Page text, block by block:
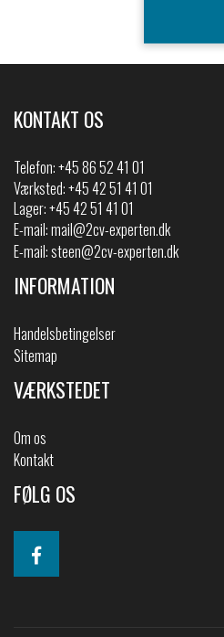
KONTAKT OS
Telefon:+45 86 52 41 01
Værksted: +45 42 51 41 01
Lager: +45 42 51 41 01
E-mail:mail@2cv-experten.dk
E-mail:steen@2cv-experten.dk
INFORMATION
Handelsbetingelser
Sitemap
VÆRKSTEDET
Om os
Kontakt
FØLG OS